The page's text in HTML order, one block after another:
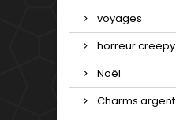
voyages
horreur creepy
Noël
Charms argent